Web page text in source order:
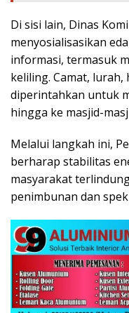
Di sisi lain, Dinas
menyosialisasikan
informasi, termasuk
keliling. Camat, lurah,
diperintahkan untuk
hingga ke masjid-
Melalui langkah ini,
berharap stabilitas
masyarakat
penimbunan dan